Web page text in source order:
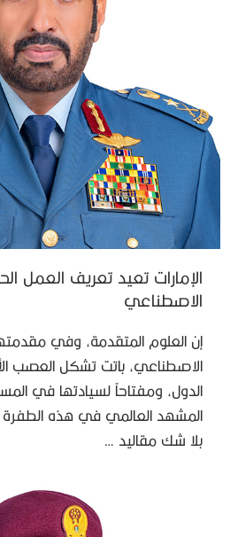
الإمارات تعيد تعريف العمل
الاصطناعي
إن العلوم المتقدمة، وفي
الاصطناعي، باتت تشكل العصب
الدول، ومفتاحاً لسيادتها في
المشهد العالمي في هذه الطفرة
بلا شك مقاليد …